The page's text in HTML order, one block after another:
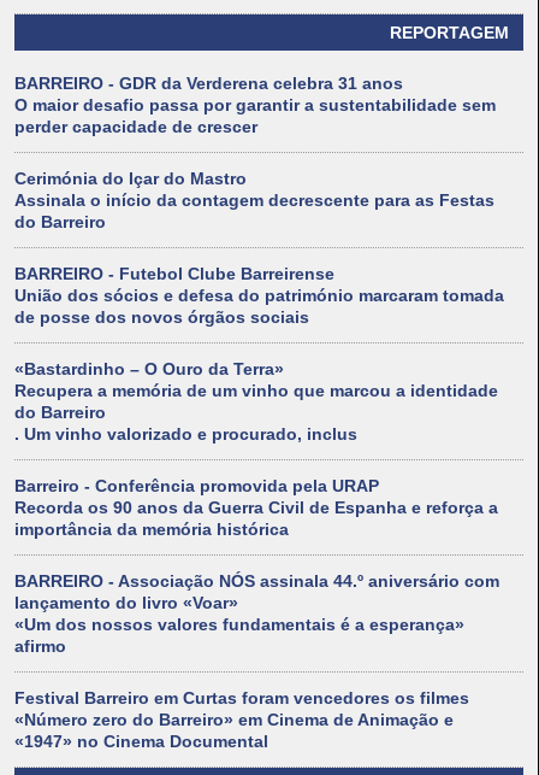
REPORTAGEM
BARREIRO - GDR da Verderena celebra 31 anos
O maior desafio passa por garantir a sustentabilidade sem
perder capacidade de crescer
Cerimónia do Içar do Mastro
Assinala o início da contagem decrescente para as Festas
do Barreiro
BARREIRO - Futebol Clube Barreirense
União dos sócios e defesa do património marcaram tomada
de posse dos novos órgãos sociais
«Bastardinho – O Ouro da Terra»
Recupera a memória de um vinho que marcou a identidade
do Barreiro
. Um vinho valorizado e procurado, inclus
Barreiro - Conferência promovida pela URAP
Recorda os 90 anos da Guerra Civil de Espanha e reforça a
importância da memória histórica
BARREIRO - Associação NÓS assinala 44.º aniversário com
lançamento do livro «Voar»
«Um dos nossos valores fundamentais é a esperança»
afirmo
Festival Barreiro em Curtas foram vencedores os filmes
«Número zero do Barreiro» em Cinema de Animação e
«1947» no Cinema Documental